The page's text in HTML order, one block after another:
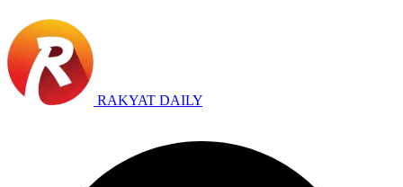
RAKYAT DAILY